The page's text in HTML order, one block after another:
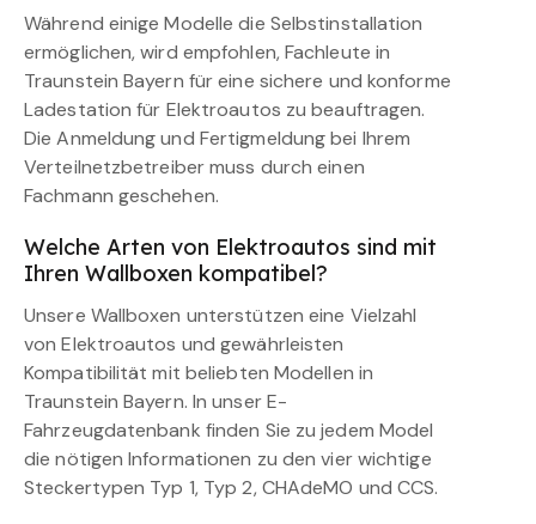
Während einige Modelle die Selbstinstallation
ermöglichen, wird empfohlen, Fachleute in
Traunstein Bayern für eine sichere und konforme
Ladestation für Elektroautos zu beauftragen.
Die Anmeldung und Fertigmeldung bei Ihrem
Verteilnetzbetreiber muss durch einen
Fachmann geschehen.
Welche Arten von Elektroautos sind mit
Ihren Wallboxen kompatibel?
Unsere Wallboxen unterstützen eine Vielzahl
von Elektroautos und gewährleisten
Kompatibilität mit beliebten Modellen in
Traunstein Bayern. In unser E-
Fahrzeugdatenbank finden Sie zu jedem Model
die nötigen Informationen zu den vier wichtige
Steckertypen Typ 1, Typ 2, CHAdeMO und CCS.